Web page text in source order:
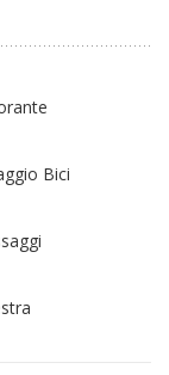
Bici